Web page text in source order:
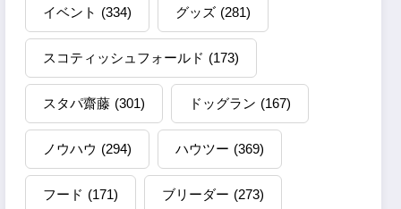
イベント (334) グッズ (281)
スコティッシュフォールド (173)
スタパ齋藤 (301) ドッグラン (167)
ノウハウ (294) ハウツー (369)
フード (171) ブリーダー (273)